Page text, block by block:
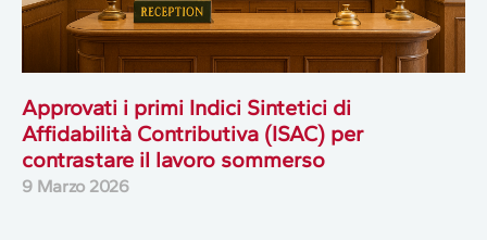
Approvati i primi Indici Sintetici di
Affidabilità Contributiva (ISAC) per
contrastare il lavoro sommerso
9 Marzo 2026